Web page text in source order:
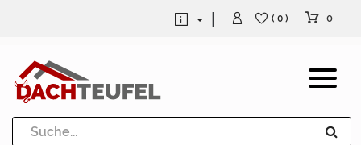
Dachrinne und Fallrohre
Werkzeuge und Löttechnik
( 0 ) 0